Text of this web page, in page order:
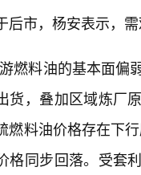
后市，杨安表示，
燃料油的基本面偏
货，叠加区域炼厂
燃料油价格存在下
格同步回落。受套